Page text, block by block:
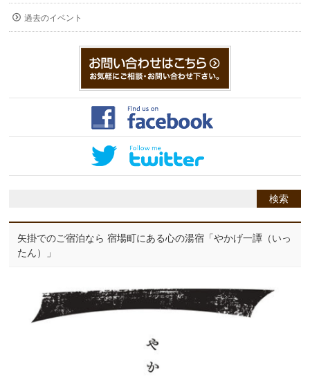
過去のイベント
矢掛でのご宿泊なら 宿場町にある心の湯宿「やかげ一譚（いっ
たん）」